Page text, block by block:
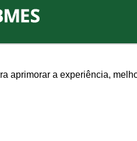
aprimorar a experiência,
- Asa Norte, Brasília/DF